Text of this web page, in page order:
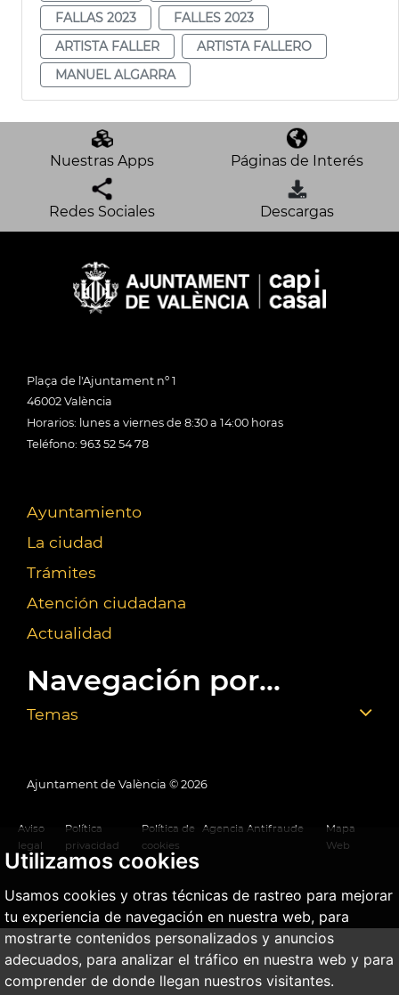
Utilizamos cookies
Usamos cookies y otras técnicas de rastreo para mejorar
tu experiencia de navegación en nuestra web, para
mostrarte contenidos personalizados y anuncios
adecuados, para analizar el tráfico en nuestra web y para
comprender de donde llegan nuestros visitantes.
FALLAS 2023
FALLES 2023
ARTISTA FALLER
ARTISTA FALLERO
MANUEL ALGARRA
Nuestras Apps Páginas de Interés
Redes Sociales Descargas
Plaça de l'Ajuntament nº 1
46002 València
Horarios: lunes a viernes de 8:30 a 14:00 horas
Teléfono: 963 52 54 78
Ayuntamiento
La ciudad
Trámites
Atención ciudadana
Actualidad
Navegación por...
Temas
Ajuntament de València © 2026
Aviso
legal
Política
privacidad
Política de
cookies
Agencia Antifraude
Mapa
Web